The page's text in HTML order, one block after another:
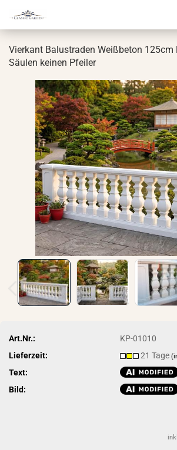
Vier­kant Ba­lus­tra­den Weiß­be­ton
Säu­len kei­nen Pfei­ler
Art.Nr.:
KP-01010
Lieferzeit:
21 Tage
Text:
Bild: